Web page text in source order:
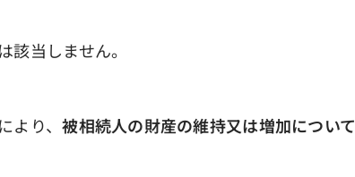
当しません。
より、被相続人の財産の維持又は増加について